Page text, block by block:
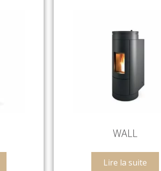
WALL
Lire la suite